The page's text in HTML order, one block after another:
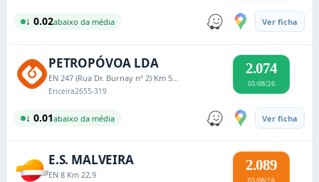
↓ 0.02abaixo da média Ver ficha
PETROPÓVOA LDA
EN 247 (Rua Dr. Burnay nº 2) Km 51,7
Ericeira2655-319
2.074
03/08/26
↓ 0.01abaixo da média Ver ficha
E.S. MALVEIRA
EN 8 Km 22,9
2.089
03/08/26